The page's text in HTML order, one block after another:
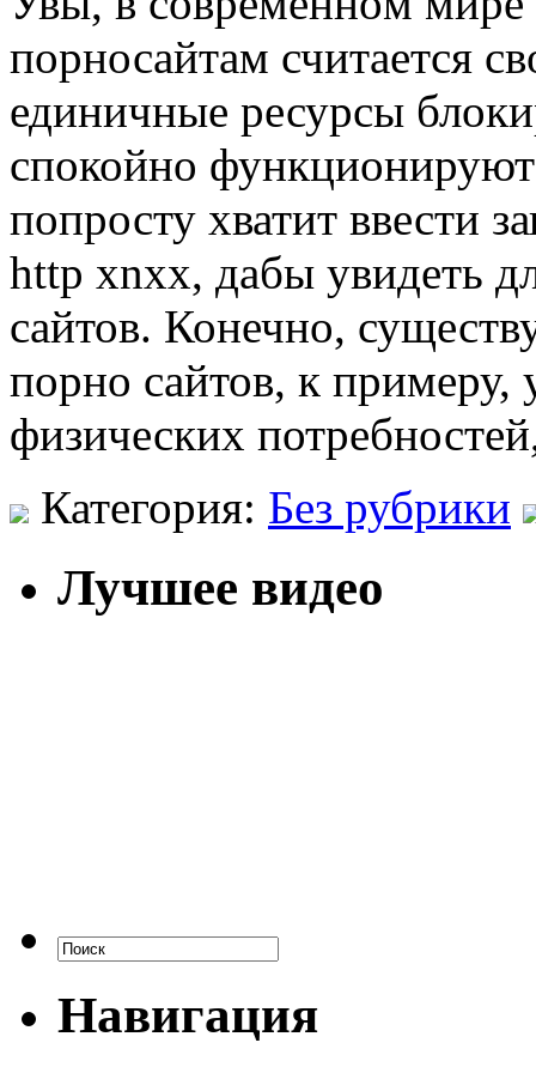
порносайтам считается
единичные ресурсы
спокойно
попросту хватит ввести
http xnxx, дабы увидеть
сайтов. Конечно,
порно сайтов, к примеру,
физических
Категория: Без рубрики
Лучшее видео
Навигация